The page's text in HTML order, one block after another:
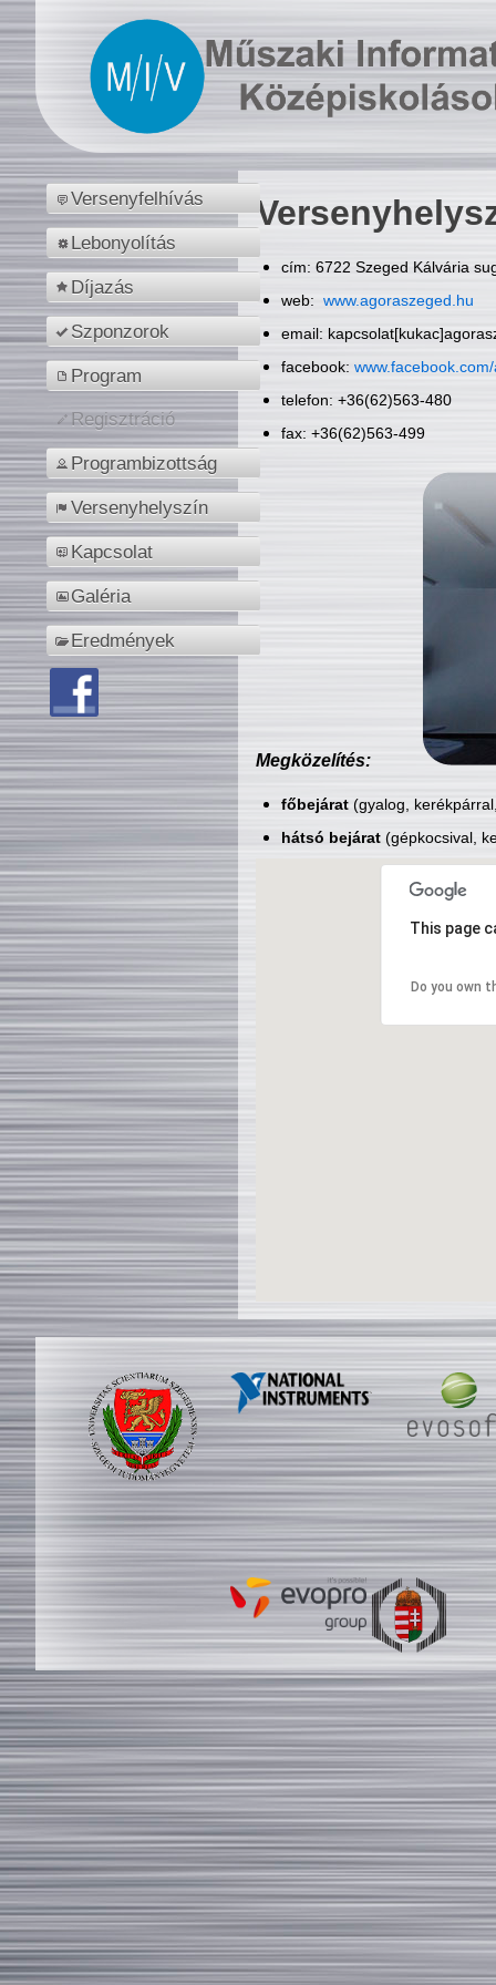
Versenyfelhívás
Lebonyolítás
Díjazás
Szponzorok
Program
Regisztráció
Programbizottság
Versenyhelyszín
Kapcsolat
Galéria
Eredmények
cím: 6722 Szeged Kálvária
web: www.agoraszeged.hu
email:
facebook:
telefon: +36(62)563-480
fax: +36(62)563-499
Megközelítés:
főbejárat(gyalog,
hátsó bejárat(gépkocsival,
This page
Do you own